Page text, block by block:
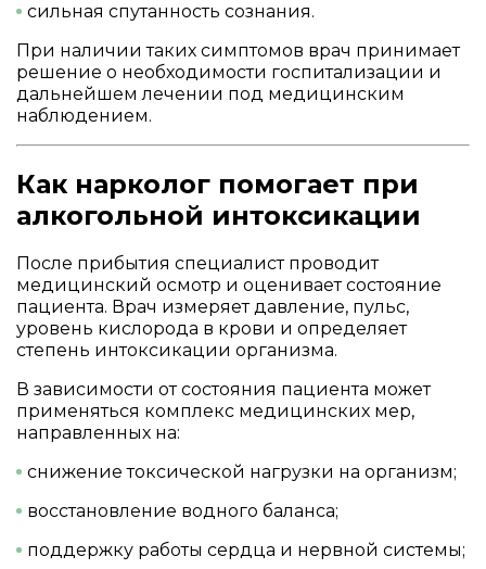
сильная спутанность сознания.
При наличии таких симптомов врач принимает
решение о необходимости госпитализации и
дальнейшем лечении под медицинским
наблюдением.
Как нарколог помогает при
алкогольной интоксикации
После прибытия специалист проводит
медицинский осмотр и оценивает состояние
пациента. Врач измеряет давление, пульс,
уровень кислорода в крови и определяет
степень интоксикации организма.
В зависимости от состояния пациента может
применяться комплекс медицинских мер,
направленных на:
снижение токсической нагрузки на организм;
восстановление водного баланса;
поддержку работы сердца и нервной системы;